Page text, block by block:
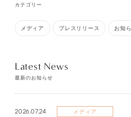
カテゴリー
メディア プレスリリース お知
Latest News
最新のお知らせ
2026.07.24 メディア